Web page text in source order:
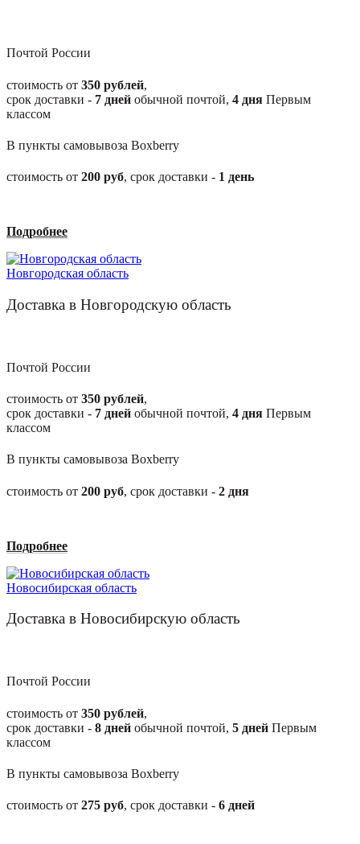
Почтой России
стоимость от 350 рублей,
срок доставки - 7 дней обычной почтой, 4 дня Первым
классом
В пункты самовывоза Boxberry
стоимость от 200 руб, срок доставки - 1 день
Подробнее
Новгородская область
Доставка в Новгородскую область
Почтой России
стоимость от 350 рублей,
срок доставки - 7 дней обычной почтой, 4 дня Первым
классом
В пункты самовывоза Boxberry
стоимость от 200 руб, срок доставки - 2 дня
Подробнее
Новосибирская область
Доставка в Новосибирскую область
Почтой России
стоимость от 350 рублей,
срок доставки - 8 дней обычной почтой, 5 дней Первым
классом
В пункты самовывоза Boxberry
стоимость от 275 руб, срок доставки - 6 дней